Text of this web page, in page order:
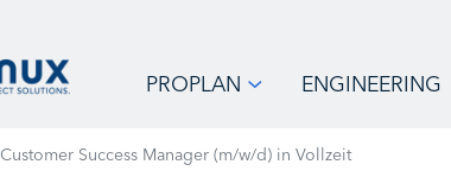
PROPLAN ENGINEERING
Customer Success Manager (m/w/d) in Vollzeit